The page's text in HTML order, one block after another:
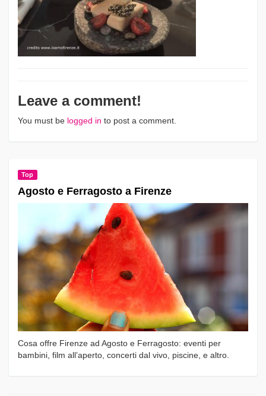
Leave a comment!
You must be logged in to post a comment.
Top
Agosto e Ferragosto a Firenze
Cosa offre Firenze ad Agosto e Ferragosto: eventi per
bambini, film all’aperto, concerti dal vivo, piscine, e altro.